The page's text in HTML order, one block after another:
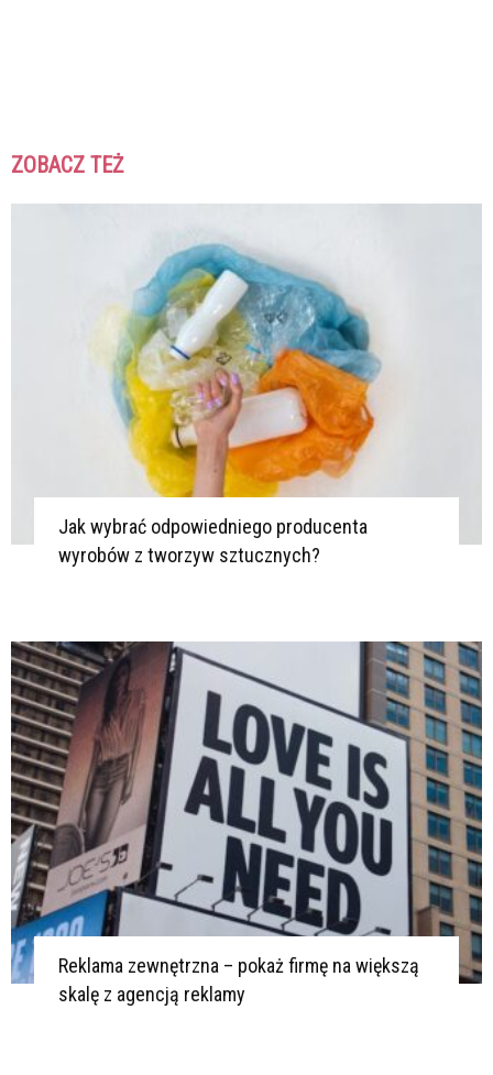
ZOBACZ TEŻ
Jak wybrać odpowiedniego producenta
wyrobów z tworzyw sztucznych?
Reklama zewnętrzna – pokaż firmę na większą
skalę z agencją reklamy